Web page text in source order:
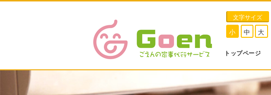
文字サイズ
小 中 大
トップページ